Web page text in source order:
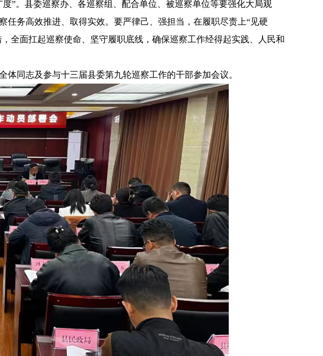
”。县委巡察办、各巡察组、配合单位、被巡察单位等要强化大局观
务高效推进、取得实效。要严律己、强担当，在履职尽责上“见硬
全面扛起巡察使命、坚守履职底线，确保巡察工作经得起实践、人民和
同志及参与十三届县委第九轮巡察工作的干部参加会议。